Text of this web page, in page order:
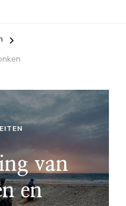
van
en